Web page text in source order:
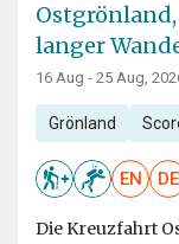
langer
16 Aug - 25 Aug,
Grönland
EN DE
Die Kreuzfahrt